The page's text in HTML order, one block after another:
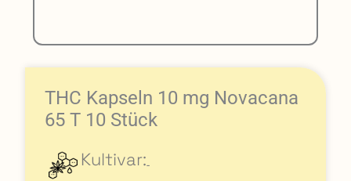
THC Kapseln 10 mg Novacana
65 T 10 Stück
Kultivar:-